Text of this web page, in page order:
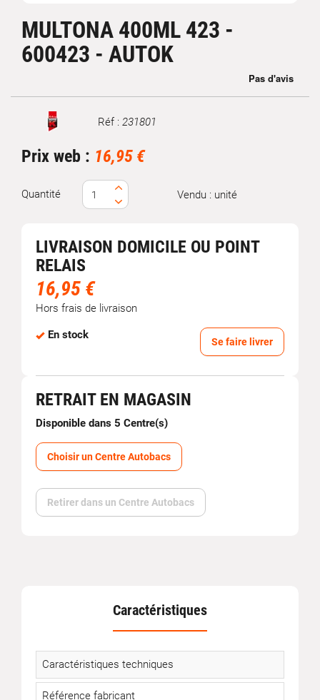
MULTONA 400ML 423 -
600423 - AUTOK
Marque Réf : 231801
Prix web : 16,95 €
Quantité Vendu : unité
LIVRAISON DOMICILE OU POINT
RELAIS
16,95 €
Hors frais de livraison
En stock
Se faire livrer
RETRAIT EN MAGASIN
Disponible dans 5 Centre(s)
Choisir un Centre Autobacs
Retirer dans un Centre Autobacs
Caractéristiques
Caractéristiques techniques
Référence fabricant